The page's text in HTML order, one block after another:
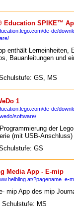
Education SPIKE™
de-de/
enthält Lerneinheiten,
Bauanleitungen und
GS, MS
1
de-de/
software/
der
(mit USB-Anschluss)
GS
Media App - E-mip
?pagename=e-
mip App des mip
Schulstufe: MS